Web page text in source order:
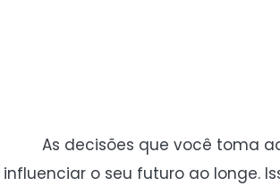
As decisões que você toma
influenciar o seu futuro ao longe.